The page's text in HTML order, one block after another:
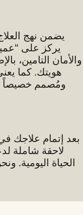
يضمن نهج
يركز على
والأمان التامين،
هويتك. كما
ومُصمم خصيصاً
بعد إتمام علاجك
لاحقة شاملة
الحياة اليومية.